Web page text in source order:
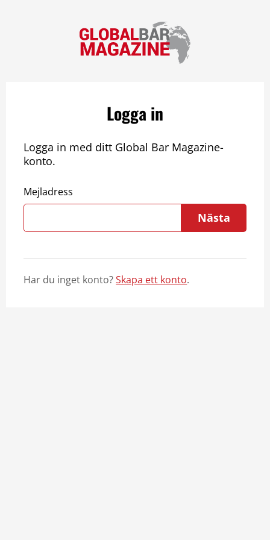
Logga in
Logga in med ditt Global Bar Magazine-
konto.
Mejladress
Nästa
Har du inget konto?Skapa ett konto.